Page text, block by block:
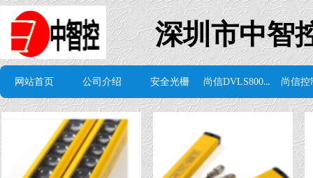
深圳市中智
网站首页 公司介绍 安全光栅 尚信DVLS8000组态软件 尚信控